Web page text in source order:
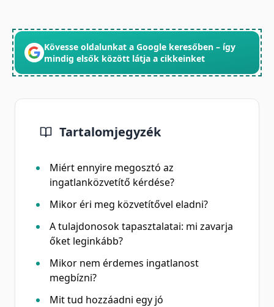
Kövesse oldalunkat a Google keresőben – így
mindig elsők között látja a cikkeinket
Tartalomjegyzék
Miért ennyire megosztó az
ingatlanközvetítő kérdése?
Mikor éri meg közvetítővel eladni?
A tulajdonosok tapasztalatai: mi zavarja
őket leginkább?
Mikor nem érdemes ingatlanost
megbízni?
Mit tud hozzáadni egy jó